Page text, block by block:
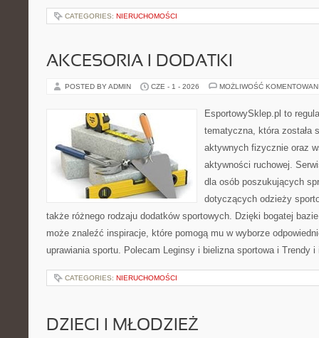
CATEGORIES: NIERUCHOMOŚCI
AKCESORIA I DODATKI
POSTED BY ADMIN CZE - 1 - 2026 MOŻLIWOŚĆ
EsportowySklep.pl to
tematyczna, która została
aktywnych fizycznie oraz
aktywności ruchowej.
dla osób poszukujących
dotyczących odzieży
także różnego rodzaju dodatków sportowych. Dzięki bogatej
może znaleźć inspiracje, które pomogą mu w wyborze
uprawiania sportu. Polecam Leginsy i bielizna sportowa i Trendy
CATEGORIES: NIERUCHOMOŚCI
DZIECI I MŁODZIEŻ